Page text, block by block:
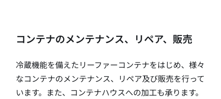
コンテナのメンテナンス、リペア、販売
冷蔵機能を備えたリーファーコンテナをはじめ、様々
なコンテナのメンテナンス、リペア及び販売を行って
います。また、コンテナハウスへの加工も承ります。